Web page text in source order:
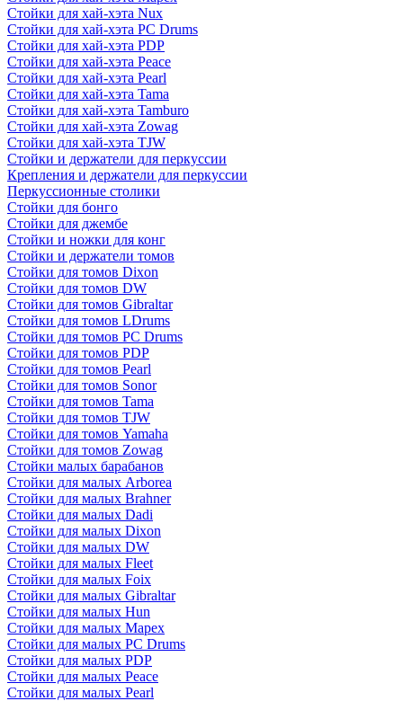
Стойки для хай-хэта Nux
Стойки для хай-хэта PC Drums
Стойки для хай-хэта PDP
Стойки для хай-хэта Peace
Стойки для хай-хэта Pearl
Стойки для хай-хэта Tama
Стойки для хай-хэта Tamburo
Стойки для хай-хэта Zowag
Стойки для хай-хэта TJW
Стойки и держатели для перкуссии
Крепления и держатели для перкуссии
Перкуссионные столики
Стойки для бонго
Стойки для джембе
Стойки и ножки для конг
Стойки и держатели томов
Стойки для томов Dixon
Стойки для томов DW
Стойки для томов Gibraltar
Стойки для томов LDrums
Стойки для томов PC Drums
Стойки для томов PDP
Стойки для томов Pearl
Стойки для томов Sonor
Стойки для томов Tama
Стойки для томов TJW
Стойки для томов Yamaha
Стойки для томов Zowag
Стойки малых барабанов
Стойки для малых Arborea
Стойки для малых Brahner
Стойки для малых Dadi
Стойки для малых Dixon
Стойки для малых DW
Стойки для малых Fleet
Стойки для малых Foix
Стойки для малых Gibraltar
Стойки для малых Hun
Стойки для малых Mapex
Стойки для малых PC Drums
Стойки для малых PDP
Стойки для малых Peace
Стойки для малых Pearl